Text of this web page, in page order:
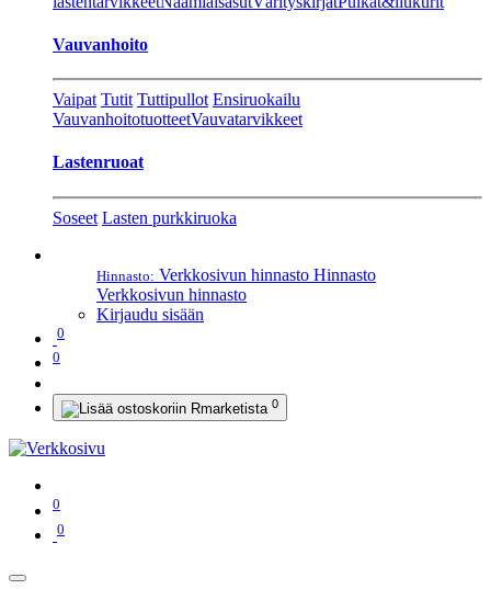
Vauvanhoito
Vaipat Tutit Tuttipullot Ensiruokailu
VauvanhoitotuotteetVauvatarvikkeet
Lastenruoat
Soseet Lasten purkkiruoka
Hinnasto: Verkkosivun hinnasto Hinnasto
Verkkosivun hinnasto
Kirjaudu sisään
0
0
0
0
0